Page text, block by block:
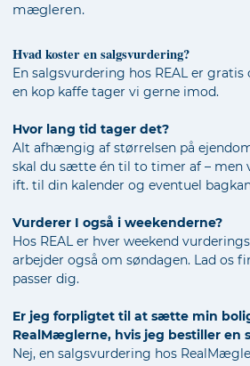
mægleren.
Hvad koster en salgsvurdering?
En salgsvurdering hos REAL er
en kop kaffe tager vi gerne imod.
Hvor lang tid tager det?
Alt afhængig af størrelsen på
skal du sætte én til to timer af – men
ift. til din kalender og eventuel
Vurderer I også i weekenderne?
Hos REAL er hver weekend
arbejder også om søndagen. Lad os
passer dig.
Er jeg forpligtet til at sætte min
RealMæglerne, hvis jeg bestiller en
Nej, en salgsvurdering hos